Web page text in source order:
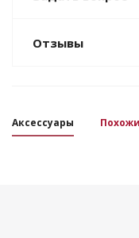
Отзывы
Аксессуары